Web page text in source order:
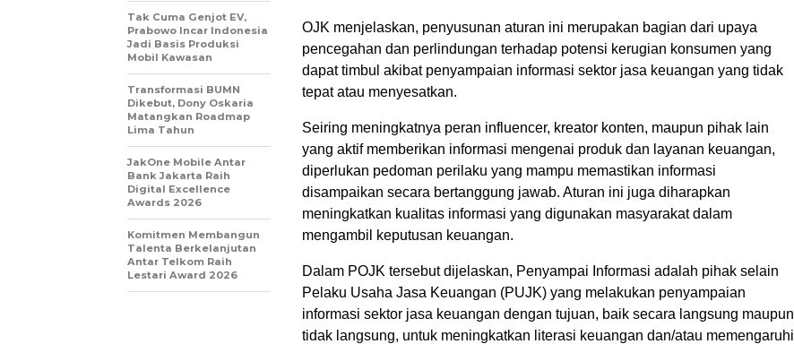
OJK menjelaskan, penyusunan aturan ini merupakan bagian dari upaya
pencegahan dan perlindungan terhadap potensi kerugian konsumen yang
dapat timbul akibat penyampaian informasi sektor jasa keuangan yang tidak
tepat atau menyesatkan.
Seiring meningkatnya peran influencer, kreator konten, maupun pihak lain
yang aktif memberikan informasi mengenai produk dan layanan keuangan,
diperlukan pedoman perilaku yang mampu memastikan informasi
disampaikan secara bertanggung jawab. Aturan ini juga diharapkan
meningkatkan kualitas informasi yang digunakan masyarakat dalam
mengambil keputusan keuangan.
Dalam POJK tersebut dijelaskan, Penyampai Informasi adalah pihak selain
Pelaku Usaha Jasa Keuangan (PUJK) yang melakukan penyampaian
informasi sektor jasa keuangan dengan tujuan, baik secara langsung maupun
tidak langsung, untuk meningkatkan literasi keuangan dan/atau memengaruhi
Tak Cuma Genjot EV,
Prabowo Incar Indonesia
Jadi Basis Produksi
Mobil Kawasan
Transformasi BUMN
Dikebut, Dony Oskaria
Matangkan Roadmap
Lima Tahun
JakOne Mobile Antar
Bank Jakarta Raih
Digital Excellence
Awards 2026
Komitmen Membangun
Talenta Berkelanjutan
Antar Telkom Raih
Lestari Award 2026